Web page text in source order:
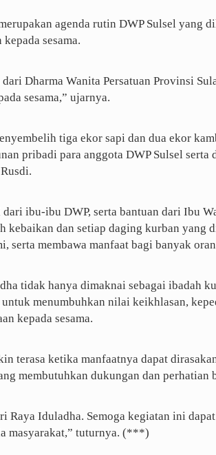
agenda rutin DWP Sulsel yang
sesama.
Dharma Wanita Persatuan Provinsi
sesama,” ujarnya.
tiga ekor sapi dan dua ekor
pribadi para anggota DWP Sulsel serta
ibu-ibu DWP, serta bantuan dari Ibu
kebaikan dan setiap daging kurban yang
serta membawa manfaat bagi banyak
tidak hanya dimaknai sebagai ibadah
menumbuhkan nilai keikhlasan,
kepada sesama.
terasa ketika manfaatnya dapat
membutuhkan dukungan dan perhatian
Raya Iduladha. Semoga kegiatan ini
masyarakat,” tuturnya. (***)